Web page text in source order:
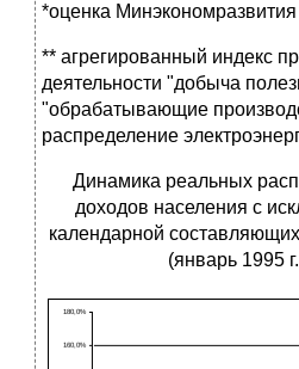
*оценка Минэкономразвития
** агрегированный индекс
деятельности "добыча
"обрабатывающие
распределение
Динамика реальных
доходов населения с
календарной
(январь 1995